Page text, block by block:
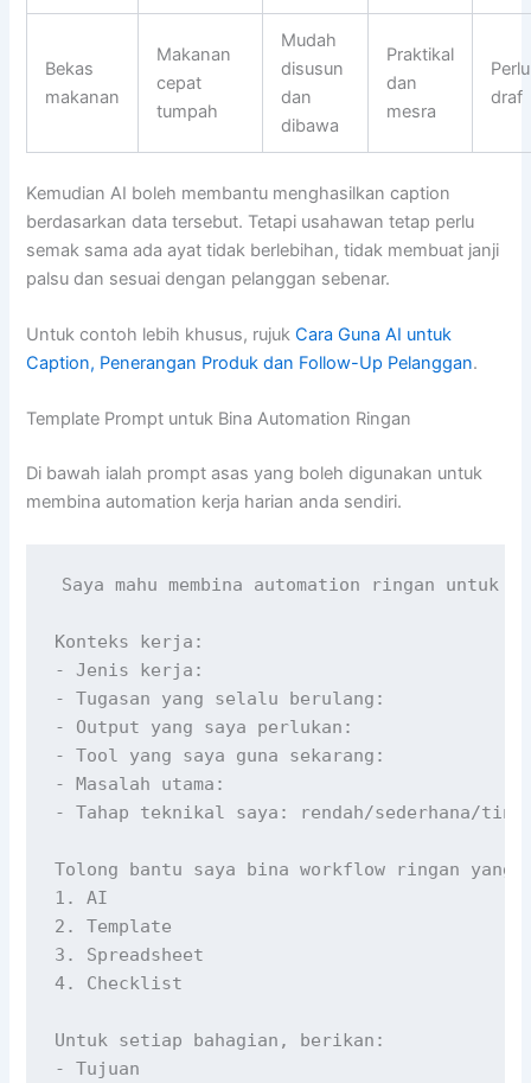
Bekas
makanan
Makanan
cepat
tumpah
Mudah
disusun
dan
dibawa
Praktikal
dan
mesra
Perlu
draf
Kemudian AI boleh membantu menghasilkan caption
berdasarkan data tersebut. Tetapi usahawan tetap perlu
semak sama ada ayat tidak berlebihan, tidak membuat janji
palsu dan sesuai dengan pelanggan sebenar.
Untuk contoh lebih khusus, rujukCara Guna AI untuk
Caption, Penerangan Produk dan Follow-Up Pelanggan.
Template Prompt untuk Bina Automation Ringan
Di bawah ialah prompt asas yang boleh digunakan untuk
membina automation kerja harian anda sendiri.
Saya mahu membina automation ringan untuk
Konteks kerja:
- Jenis kerja:
- Tugasan yang selalu berulang:
- Output yang saya perlukan:
- Tool yang saya guna sekarang:
- Masalah utama:
- Tahap teknikal saya: rendah/sederhana/
Tolong bantu saya bina workflow ringan yang
1. AI
2. Template
3. Spreadsheet
4. Checklist
Untuk setiap bahagian, berikan:
- Tujuan